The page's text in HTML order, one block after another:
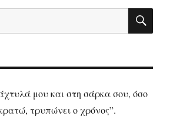
μου και στη σάρκα σου, όσο
τρυπώνει ο χρόνος”.